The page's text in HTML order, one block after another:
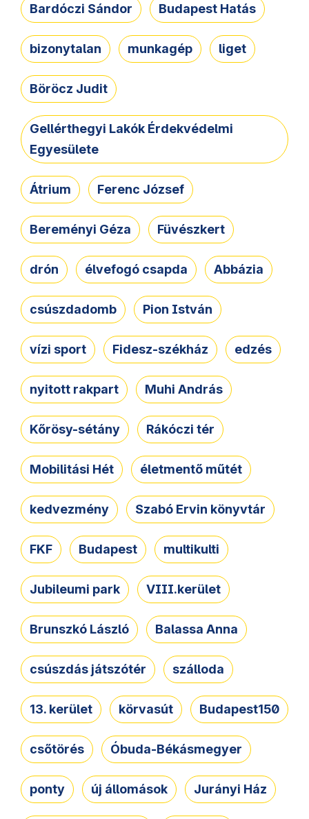
Bardóczi Sándor Budapest Hatás
bizonytalan munkagép liget
Böröcz Judit
Gellérthegyi Lakók Érdekvédelmi
Egyesülete
Átrium Ferenc József
Bereményi Géza Füvészkert
drón élvefogó csapda Abbázia
csúszdadomb Pion István
vízi sport Fidesz-székház edzés
nyitott rakpart Muhi András
Kőrösy-sétány Rákóczi tér
Mobilitási Hét életmentő műtét
kedvezmény Szabó Ervin könyvtár
FKF Budapest multikulti
Jubileumi park VIII.kerület
Brunszkó László Balassa Anna
csúszdás játszótér szálloda
13. kerület körvasút Budapest150
csőtörés Óbuda-Békásmegyer
ponty új állomások Jurányi Ház